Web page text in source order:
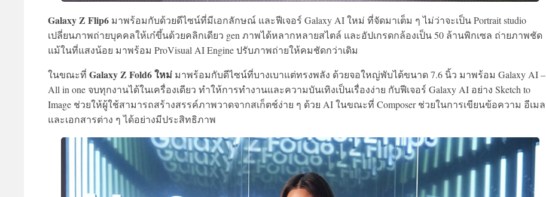
Galaxy Z Flip6 มาพร้อมกับด้วยดีไซน์ที่มีเอกลักษณ์ และฟีเจอร์ Galaxy AI ใหม่ ที่จัดมาเต็ม ๆ ไม่ว่าจะเป็น Portrait studio
เปลี่ยนภาพถ่ายบุคคลให้เก๋ขึ้นด้วยคลิกเดียว gen ภาพได้หลากหลายสไตล์ และอัปเกรดกล้องเป็น 50 ล้านพิกเซล ถ่ายภาพชัด
แม้ในที่แสงน้อย มาพร้อม ProVisual AI Engine ปรับภาพถ่ายให้คมชัดกว่าเดิม
ในขณะที่ Galaxy Z Fold6ใหม่ มาพร้อมกับดีไซน์ที่บางเบาแต่ทรงพลัง ด้วยจอใหญ่พับได้ขนาด 7.6 นิ้ว มาพร้อม Galaxy AI –
All in one จบทุกงานได้ในเครื่องเดียว ทำให้การทำงานและความบันเทิงเป็นเรื่องง่าย กับฟีเจอร์ Galaxy AI อย่าง Sketch to
Image ช่วยให้ผู้ใช้สามารถสร้างสรรค์ภาพวาดจากสเก็ตช์ง่าย ๆ ด้วย AI ในขณะที่ Composer ช่วยในการเขียนข้อความ อีเมล
และเอกสารต่าง ๆ ได้อย่างมีประสิทธิภาพ